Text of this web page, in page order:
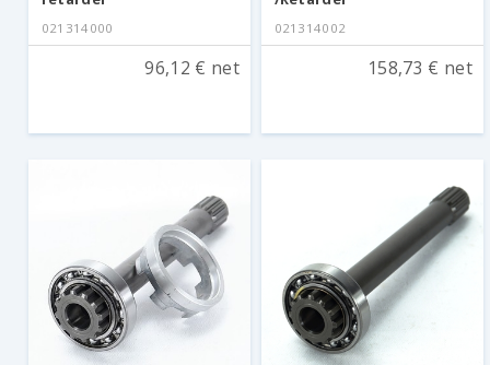
021314000
96,12 € net
021314002
158,73 € net